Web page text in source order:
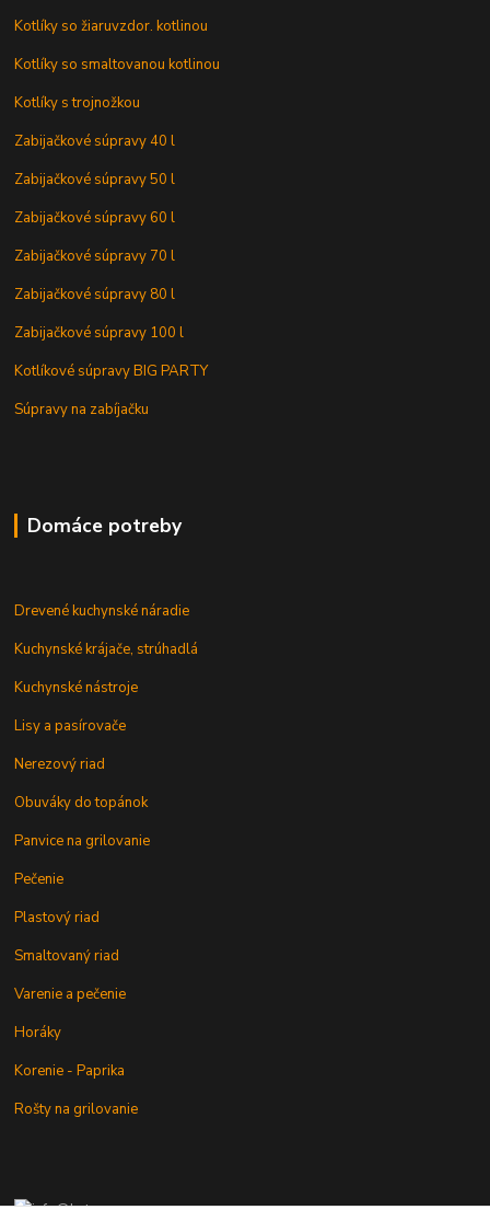
Kotlíky so žiaruvzdor. kotlinou
Kotlíky so smaltovanou kotlinou
Kotlíky s trojnožkou
Zabijačkové súpravy 40 l
Zabijačkové súpravy 50 l
Zabijačkové súpravy 60 l
Zabijačkové súpravy 70 l
Zabijačkové súpravy 80 l
Zabijačkové súpravy 100 l
Kotlíkové súpravy BIG PARTY
Súpravy na zabíjačku
Domáce potreby
Drevené kuchynské náradie
Kuchynské krájače, strúhadlá
Kuchynské nástroje
Lisy a pasírovače
Nerezový riad
Obuváky do topánok
Panvice na grilovanie
Pečenie
Plastový riad
Smaltovaný riad
Varenie a pečenie
Horáky
Korenie - Paprika
Rošty na grilovanie